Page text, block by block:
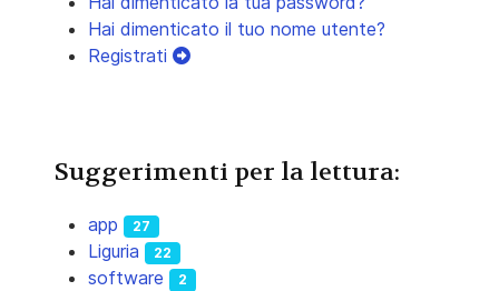
Hai dimenticato il tuo nome utente?
Registrati
Suggerimenti per la lettura:
app 27
Liguria 22
software 2